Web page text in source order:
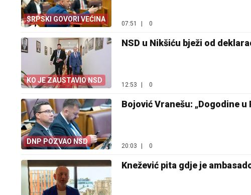
SRPSKI GOVORI VEĆINA
07:51 | 0
KO JE ZAUSTAVIO NSD
NSD u Nikšiću bježi od
12:53 | 0
DNP POZVAO NSD
Bojović Vranešu: „Dogodine
20:03 0
Knežević pita gdje je